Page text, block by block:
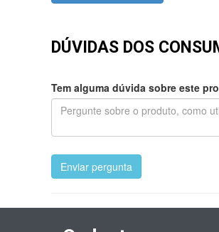
DÚVIDAS DOS
Tem alguma dúvida sobre este
Enviar pergunta